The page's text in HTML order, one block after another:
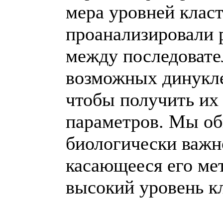
мера уровней
проанализировали
между
возможных
чтобы получить
параметров. Мы
биологически
касающееся его
высокий уровень